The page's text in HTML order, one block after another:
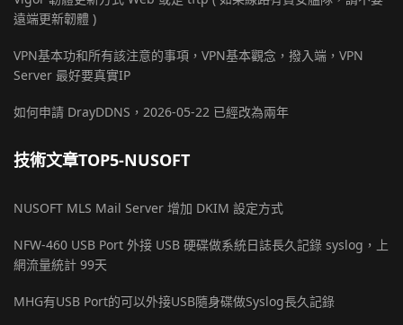
遠端更新韌體 )
VPN基本功和所有該注意的事項，VPN基本觀念，撥入端，VPN
Server 最好要真實IP
如何申請 DrayDDNS，2026-05-22 已經改為兩年
技術文章TOP5-NUSOFT
NUSOFT MLS Mail Server 增加 DKIM 設定方式
NFW-460 USB Port 外接 USB 硬碟做系統日誌長久記錄 syslog，上
網流量統計 99天
MHG有USB Port的可以外接USB隨身碟做Syslog長久記錄